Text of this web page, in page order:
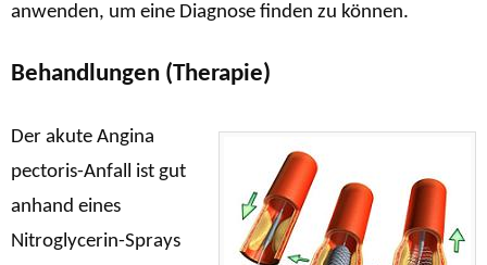
anwenden, um eine Diagnose finden zu können.
Behandlungen (Therapie)
Der akute Angina
pectoris-Anfall ist gut
anhand eines
Nitroglycerin-Sprays